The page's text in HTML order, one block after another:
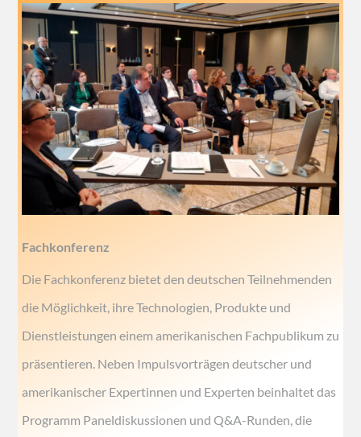
Fachkonferenz
Die Fachkonferenz bietet den deutschen Teilnehmenden
die Möglichkeit, ihre Technologien, Produkte und
Dienstleistungen einem amerikanischen Fachpublikum zu
präsentieren. Neben Impulsvorträgen deutscher und
amerikanischer Expertinnen und Experten beinhaltet das
Programm Paneldiskussionen und Q&A-Runden, die